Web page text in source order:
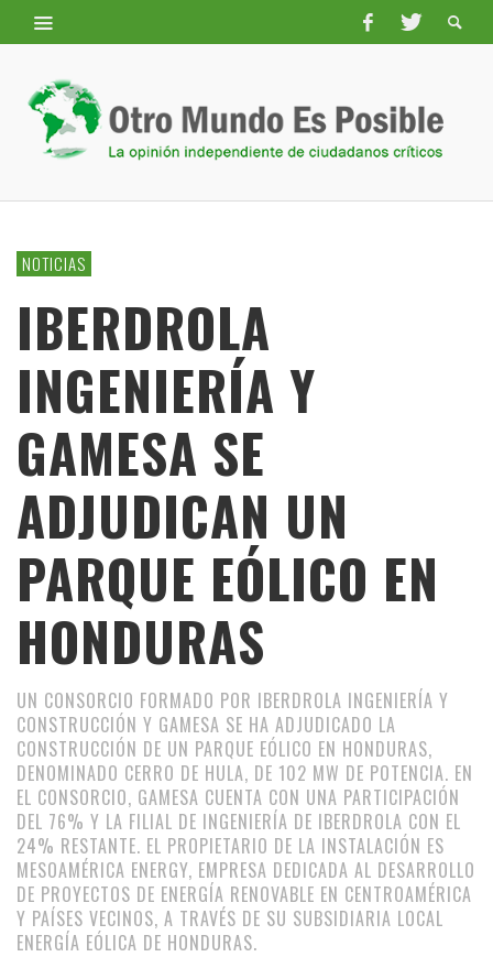
NOTICIAS
IBERDROLA
INGENIERÍA Y
GAMESA SE
ADJUDICAN UN
PARQUE EÓLICO EN
HONDURAS
UN CONSORCIO FORMADO POR IBERDROLA INGENIERÍA Y
CONSTRUCCIÓN Y GAMESA SE HA ADJUDICADO LA
CONSTRUCCIÓN DE UN PARQUE EÓLICO EN HONDURAS,
DENOMINADO CERRO DE HULA, DE 102 MW DE POTENCIA. EN
EL CONSORCIO, GAMESA CUENTA CON UNA PARTICIPACIÓN
DEL 76% Y LA FILIAL DE INGENIERÍA DE IBERDROLA CON EL
24% RESTANTE. EL PROPIETARIO DE LA INSTALACIÓN ES
MESOAMÉRICA ENERGY, EMPRESA DEDICADA AL DESARROLLO
DE PROYECTOS DE ENERGÍA RENOVABLE EN CENTROAMÉRICA
Y PAÍSES VECINOS, A TRAVÉS DE SU SUBSIDIARIA LOCAL
ENERGÍA EÓLICA DE HONDURAS.